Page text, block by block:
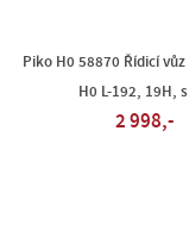
Piko H0 58870 Řídicí
H0 L-192, 19H,
2 998,-